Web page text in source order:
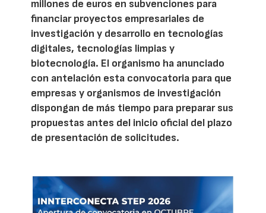
millones de euros en subvenciones para
financiar proyectos empresariales de
investigación y desarrollo en tecnologías
digitales, tecnologías limpias y
biotecnología. El organismo ha anunciado
con antelación esta convocatoria para que
empresas y organismos de investigación
dispongan de más tiempo para preparar sus
propuestas antes del inicio oficial del plazo
de presentación de solicitudes.